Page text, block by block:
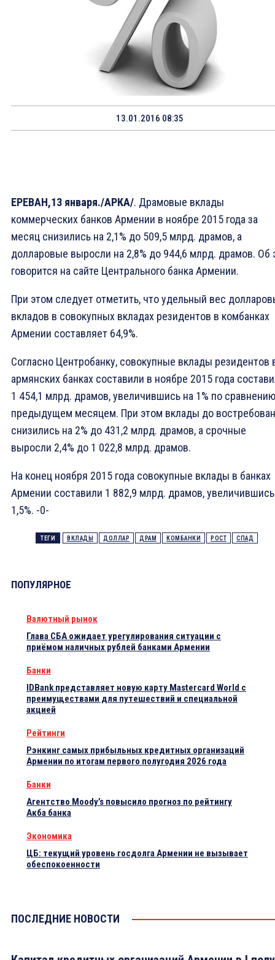
13.01.2016 08:35
ЕРЕВАН,13 января./АРКА/. Драмовые вклады
коммерческих банков Армении в ноябре 2015 года за
месяц снизились на 2,1% до 509,5 млрд. драмов, а
долларовые выросли на 2,8% до 944,6 млрд. драмов. Об
говорится на сайте Центрального банка Армении.
При этом следует отметить, что удельный вес
вкладов в совокупных вкладах резидентов в комбанках
Армении составляет 64,9%.
Согласно Центробанку, совокупные вклады резидентов
армянских банках составили в ноябре 2015 года
1 454,1 млрд. драмов, увеличившись на 1% по
предыдущем месяцем. При этом вклады до
снизились на 2% до 431,2 млрд. драмов, а срочные
выросли 2,4% до 1 022,8 млрд. драмов.
На конец ноября 2015 года совокупные вклады в банках
Армении составили 1 882,9 млрд. драмов,
1,5%. -0-
ТЕГИ ВКЛАДЫ ДОЛЛАР ДРАМ КОМБАНКИ РОСТ СПАД
ПОПУЛЯРНОЕ
Валютный рынок
Глава СБА ожидает урегулирования ситуации с
приёмом наличных рублей банками Армении
Банки
IDBank представляет новую карту Mastercard World с
преимуществами для путешествий и специальной
акцией
Рейтинги
Рэнкинг самых прибыльных кредитных организаций
Армении по итогам первого полугодия 2026 года
Банки
Агентство Moody’s повысило прогноз по рейтингу
Акба банка
Экономика
ЦБ: текущий уровень госдолга Армении не вызывает
обеспокоенности
ПОСЛЕДНИЕ НОВОСТИ